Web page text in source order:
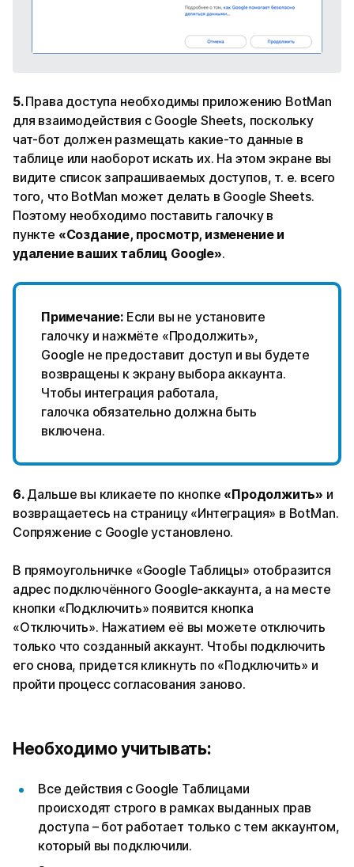
5.Права доступа необходимы приложению BotMan
для взаимодействия с Google Sheets, поскольку
чат-бот должен размещать какие-то данные в
таблице или наоборот искать их. На этом экране вы
видите список запрашиваемых доступов, т. е. всего
того, что BotMan может делать в Google Sheets.
Поэтому необходимо поставить галочку в
пункте «Создание, просмотр, изменение и
удаление ваших таблиц Google».
Примечание: Если вы не установите
галочку и нажмёте «Продолжить»,
Google не предоставит доступ и вы будете
возвращены к экрану выбора аккаунта.
Чтобы интеграция работала,
галочка обязательно должна быть
включена.
6.Дальше вы кликаете по кнопке «Продолжить» и
возвращаетесь на страницу «Интеграция» в BotMan.
Сопряжение с Google установлено.
В прямоугольничке «Google Таблицы» отобразится
адрес подключённого Google-аккаунта, а на месте
кнопки «Подключить» появится кнопка
«Отключить». Нажатием её вы можете отключить
только что созданный аккаунт. Чтобы подключить
его снова, придется кликнуть по «Подключить» и
пройти процесс согласования заново.
Необходимо учитывать:
Все действия с Google Таблицами
происходят строго в рамках выданных прав
доступа – бот работает только с тем аккаунтом,
который вы подключили.